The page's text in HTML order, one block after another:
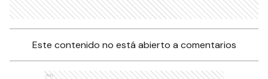
Este contenido no está abierto a comentarios
Ads